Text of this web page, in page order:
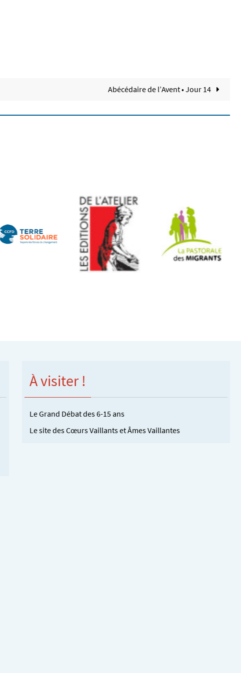
Abécédaire de l’Avent • Jour 14
À visiter !
Le Grand Débat des 6-15 ans
Le site des Cœurs Vaillants et Âmes Vaillantes